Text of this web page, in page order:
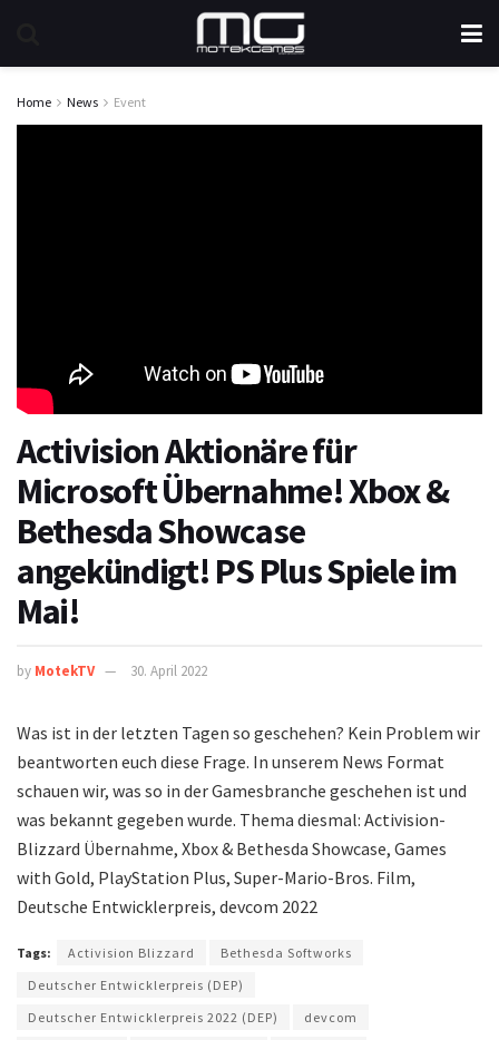
Home News Event
Activision Aktionäre für
Microsoft Übernahme! Xbox &
Bethesda Showcase
angekündigt! PS Plus Spiele im
Mai!
by MotekTV 30. April 2022
Was ist in der letzten Tagen so geschehen? Kein Problem wir
beantworten euch diese Frage. In unserem News Format
schauen wir, was so in der Gamesbranche geschehen ist und
was bekannt gegeben wurde. Thema diesmal: Activision-
Blizzard Übernahme, Xbox & Bethesda Showcase, Games
with Gold, PlayStation Plus, Super-Mario-Bros. Film,
Deutsche Entwicklerpreis, devcom 2022
Tags: Activision Blizzard
Bethesda Softworks
Deutscher Entwicklerpreis (DEP)
Deutscher Entwicklerpreis 2022 (DEP)
devcom